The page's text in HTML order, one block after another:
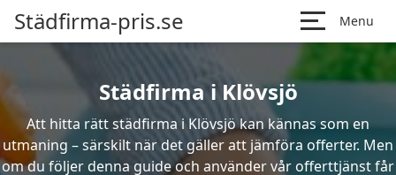
Städfirma-pris.se Menu
Städfirma i Klövsjö
Att hitta rätt städfirma i Klövsjö kan kännas som en
utmaning – särskilt när det gäller att jämföra offerter. Men
om du följer denna guide och använder vår offerttjänst får